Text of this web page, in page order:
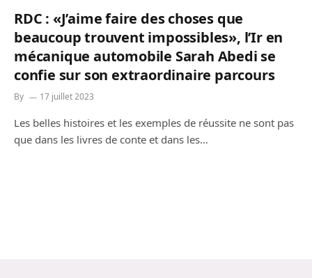
RDC : «J’aime faire des choses que
beaucoup trouvent impossibles», l’Ir en
mécanique automobile Sarah Abedi se
confie sur son extraordinaire parcours
By 17 juillet 2023
Les belles histoires et les exemples de réussite ne sont pas
que dans les livres de conte et dans les…